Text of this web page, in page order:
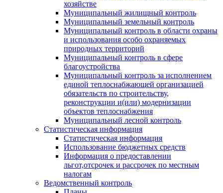
хозяйстве
Муниципальный жилищный контроль
Муниципальный земельный контроль
Муниципальный контроль в области охраны
и использования особо охраняемых
природных территорий
Муниципальный контроль в сфере
благоустройства
Муниципальный контроль за исполнением
единой теплоснабжающей организацией
обязательств по строительству,
реконструкции и(или) модернизации
объектов теплоснабжения
Муниципальный лесной контроль
Статистическая информация
Статистическая информация
Использование бюджетных средств
Информация о предоставлении
льгот,отсрочек и рассрочек по местным
налогам
Ведомственный контроль